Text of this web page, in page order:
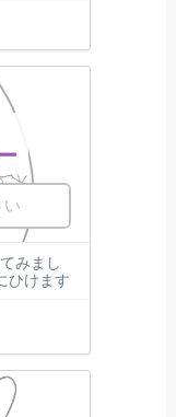
みまし
ひけます